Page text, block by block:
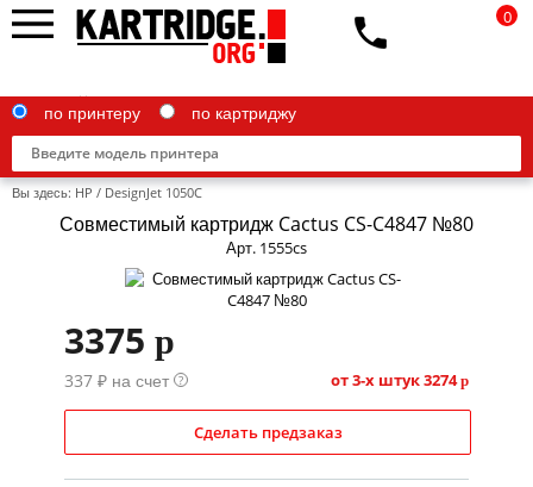
Canon
Epson
по принтеру по картриджу
0
Вы здесь: HP / DesignJet 1050C
Совместимый картридж Cactus CS-C4847 №80
Арт. 1555cs
3375 p
337 ₽ на счет ? от 3-х штук3274p
Сделать предзаказ